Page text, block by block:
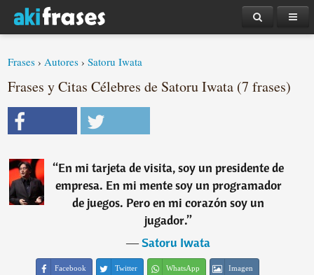
Frases ›Autores ›Satoru Iwata
Frases y Citas Célebres de Satoru Iwata (7 frases)
“En mi tarjeta de visita, soy un presidente de
empresa. En mi mente soy un programador
de juegos. Pero en mi corazón soy un
jugador.”
―Satoru Iwata
Facebook Twitter WhatsApp Imagen